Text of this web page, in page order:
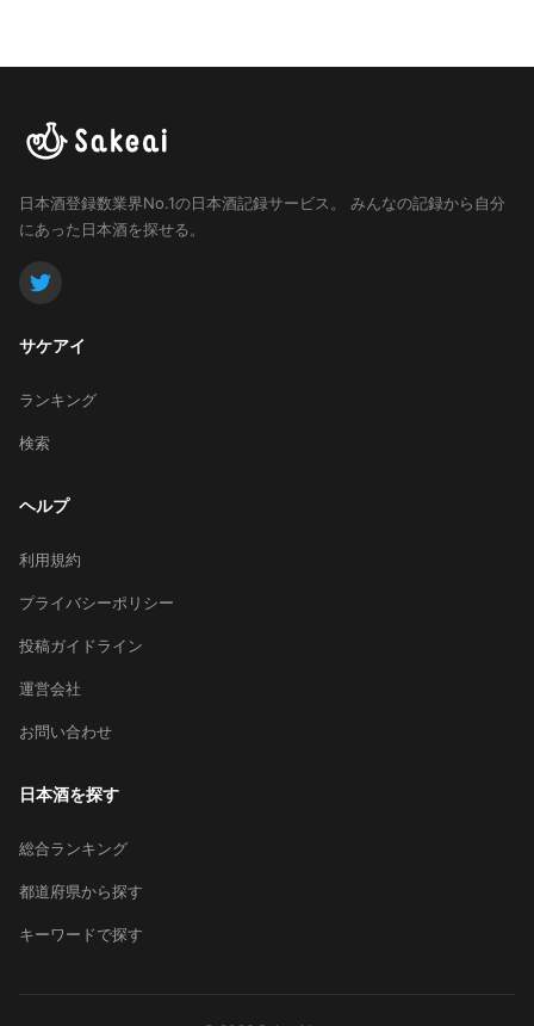
日本酒登録数業界No.1の日本酒記録サービス。
みんなの記録から自分
にあった日本酒を探せる。
サケアイ
ランキング
検索
ヘルプ
利用規約
プライバシーポリシー
投稿ガイドライン
運営会社
お問い合わせ
日本酒を探す
総合ランキング
都道府県から探す
キーワードで探す